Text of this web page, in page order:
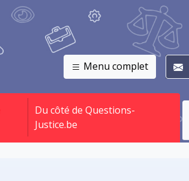
Menu complet
Du côté de Questions-
Justice.be